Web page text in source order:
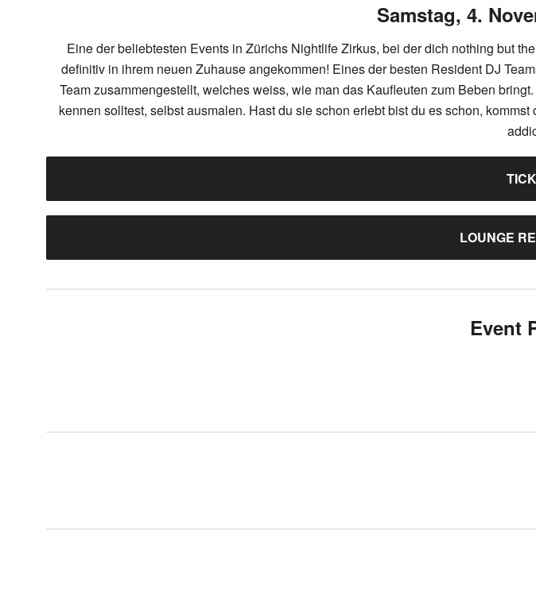
Samstag, 4.
Eine der beliebtesten Events in Zürichs Nightlife Zirkus, bei der dich nothing but
definitiv in ihrem neuen Zuhause angekommen! Eines der besten Resident DJ
Team zusammengestellt, welches weiss, wie man das Kaufleuten zum Beben
kennen solltest, selbst ausmalen. Hast du sie schon erlebt bist du es schon,
LOUNGE
Event